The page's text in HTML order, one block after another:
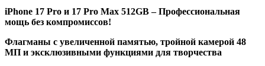
iPhone 17 Pro и 17 Pro Max 512GB – Профессиональная
мощь без компромиссов!
Флагманы с увеличенной памятью, тройной камерой 48
МП и эксклюзивными функциями для творчества